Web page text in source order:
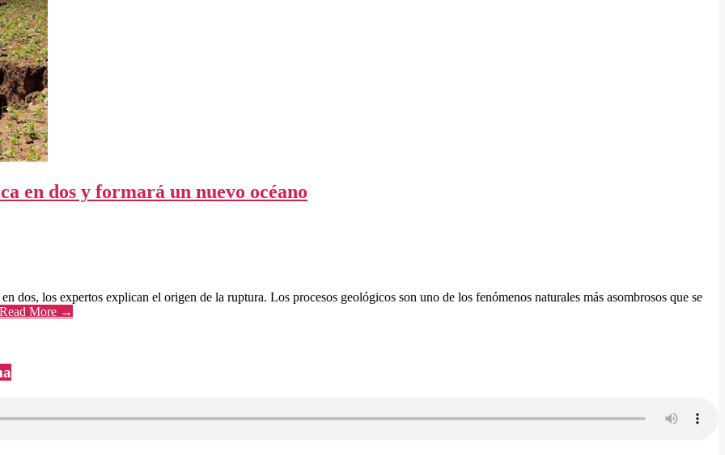
en dos y formará un nuevo océano
dos, los expertos explican el origen de la ruptura. Los procesos geológicos son uno de los fenómenos naturales más asombrosos que se
Read More →